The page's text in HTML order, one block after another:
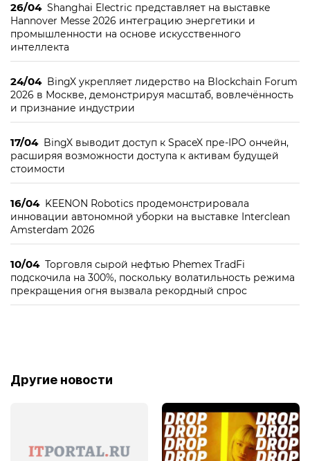
26/04 Shanghai Electric представляет на выставке
Hannover Messe 2026 интеграцию энергетики и
промышленности на основе искусственного
интеллекта
24/04 BingX укрепляет лидерство на Blockchain Forum
2026 в Москве, демонстрируя масштаб, вовлечённость
и признание индустрии
17/04 BingX выводит доступ к SpaceX пре-IPO ончейн,
расширяя возможности доступа к активам будущей
стоимости
16/04 KEENON Robotics продемонстрировала
инновации автономной уборки на выставке Interclean
Amsterdam 2026
10/04 Торговля сырой нефтью Phemex TradFi
подскочила на 300%, поскольку волатильность режима
прекращения огня вызвала рекордный спрос
Другие новости